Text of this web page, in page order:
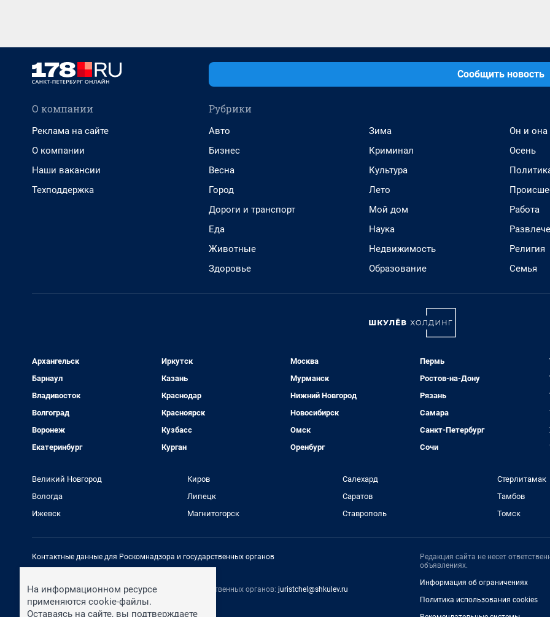
Сообщить новость
О компании
Реклама на сайте
О компании
Наши вакансии
Техподдержка
Рубрики
Авто
Бизнес
Весна
Город
Дороги и транспорт
Еда
Животные
Здоровье
Зима
Криминал
Культура
Лето
Мой дом
Наука
Недвижимость
Образование
Он и она
Осень
Работа
Религия
Семья
Архангельск
Барнаул
Владивосток
Волгоград
Воронеж
Екатеринбург
Иркутск
Казань
Краснодар
Красноярск
Кузбасс
Курган
Москва
Мурманск
Нижний Новгород
Новосибирск
Омск
Оренбург
Пермь
Ростов-на-Дону
Рязань
Самара
Санкт-Петербург
Сочи
Великий Новгород
Вологда
Ижевск
Киров
Липецк
Магнитогорск
Салехард
Саратов
Ставрополь
Стерлитамак
Тамбов
Томск
Контактные данные для Роскомнадзора и государственных органов
Контактные данные для Роскомнадзора и государственных органов: juristchel@shkulev.ru
Техподдержка: help@shkulev.ru
Редакция сайта не несет
объявлениях.
Информация об ограничениях
Политика использования cookies
На информационном ресурсе
применяются cookie-файлы.
Оставаясь на сайте, вы подтверждаете